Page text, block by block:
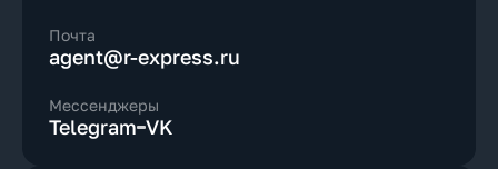
Почта
agent@r-express.ru
Мессенджеры
Telegram VK